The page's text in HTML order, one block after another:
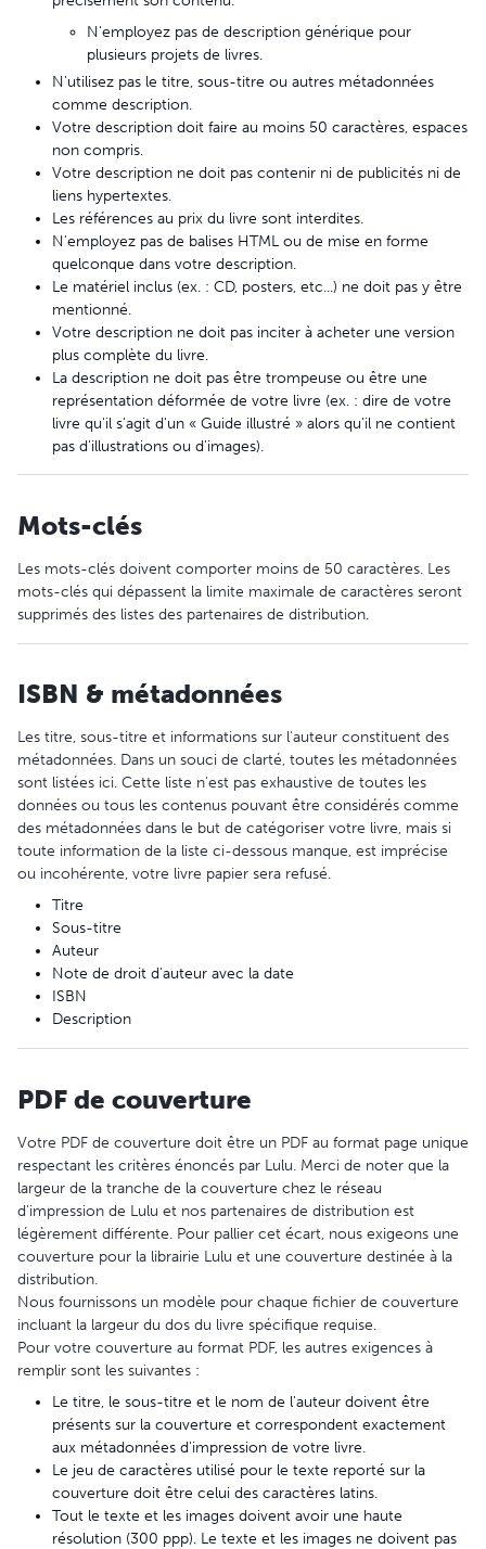
N'employez pas de description générique pour
plusieurs projets de livres.
N'utilisez pas le titre, sous-titre ou autres métadonnées
comme description.
Votre description doit faire au moins 50 caractères, espaces
non compris.
Votre description ne doit pas contenir ni de publicités ni de
liens hypertextes.
Les références au prix du livre sont interdites.
N'employez pas de balises HTML ou de mise en forme
quelconque dans votre description.
Le matériel inclus (ex. : CD, posters, etc...) ne doit pas y être
mentionné.
Votre description ne doit pas inciter à acheter une version
plus complète du livre.
La description ne doit pas être trompeuse ou être une
représentation déformée de votre livre (ex. : dire de votre
livre qu'il s'agit d'un « Guide illustré » alors qu'il ne contient
pas d'illustrations ou d'images).
Mots-clés
Les mots-clés doivent comporter moins de 50 caractères. Les
mots-clés qui dépassent la limite maximale de caractères seront
supprimés des listes des partenaires de distribution.
ISBN & métadonnées
Les titre, sous-titre et informations sur l'auteur constituent des
métadonnées. Dans un souci de clarté, toutes les métadonnées
sont listées ici. Cette liste n'est pas exhaustive de toutes les
données ou tous les contenus pouvant être considérés comme
des métadonnées dans le but de catégoriser votre livre, mais si
toute information de la liste ci-dessous manque, est imprécise
ou incohérente, votre livre papier sera refusé.
Titre
Sous-titre
Auteur
Note de droit d'auteur avec la date
ISBN
Description
PDF de couverture
Votre PDF de couverture doit être un PDF au format page unique
respectant les critères énoncés par Lulu. Merci de noter que la
largeur de la tranche de la couverture chez le réseau
d'impression de Lulu et nos partenaires de distribution est
légèrement différente. Pour pallier cet écart, nous exigeons une
couverture pour la librairie Lulu et une couverture destinée à la
distribution.
Nous fournissons un modèle pour chaque fichier de couverture
incluant la largeur du dos du livre spécifique requise.
Pour votre couverture au format PDF, les autres exigences à
remplir sont les suivantes :
Le titre, le sous-titre et le nom de l'auteur doivent être
présents sur la couverture et correspondent exactement
aux métadonnées d'impression de votre livre.
Le jeu de caractères utilisé pour le texte reporté sur la
couverture doit être celui des caractères latins.
Tout le texte et les images doivent avoir une haute
résolution (300 ppp). Le texte et les images ne doivent pas